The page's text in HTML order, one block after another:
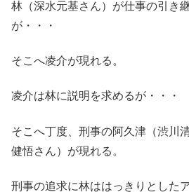
林（深水元基さん）が仕事の引き
が・・・
そこへ凌介が現れる。
凌介は林に説明を求めるが・・・
そこへ丁度、刑事の阿久津（渋川
健悟さん）が現れる。
刑事の追求に林ははっきりとした